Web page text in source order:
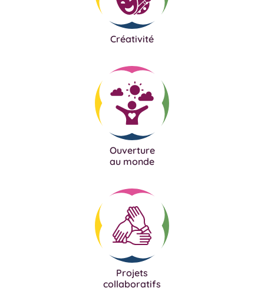
Créativité
Ouverture
au monde
Projets
collaboratifs